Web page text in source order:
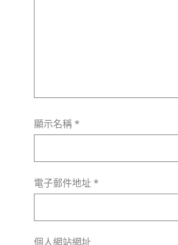
顯示名稱*
電子郵件地址 *
個人網站網址